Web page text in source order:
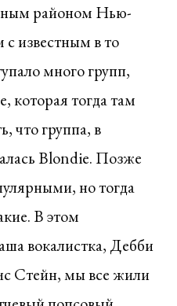
районом Нью-
известным в то
много групп,
которая тогда там
что группа, в
Blondie. Позже
но тогда
В этом
вокалистка, Дебби
Стейн, мы все жили